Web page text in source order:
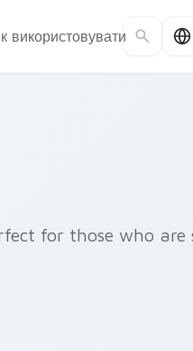
використовувати
for those who